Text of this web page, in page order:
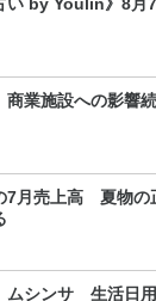
商業施設への影
7月売上高 夏物
ムシンサ 生活日